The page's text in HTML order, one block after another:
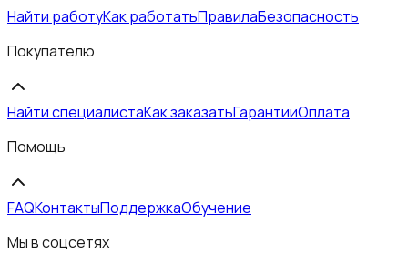
Найти работуКак работатьПравилаБезопасность
Покупателю
Найти специалистаКак заказатьГарантииОплата
Помощь
FAQКонтактыПоддержкаОбучение
Мы в соцсетях